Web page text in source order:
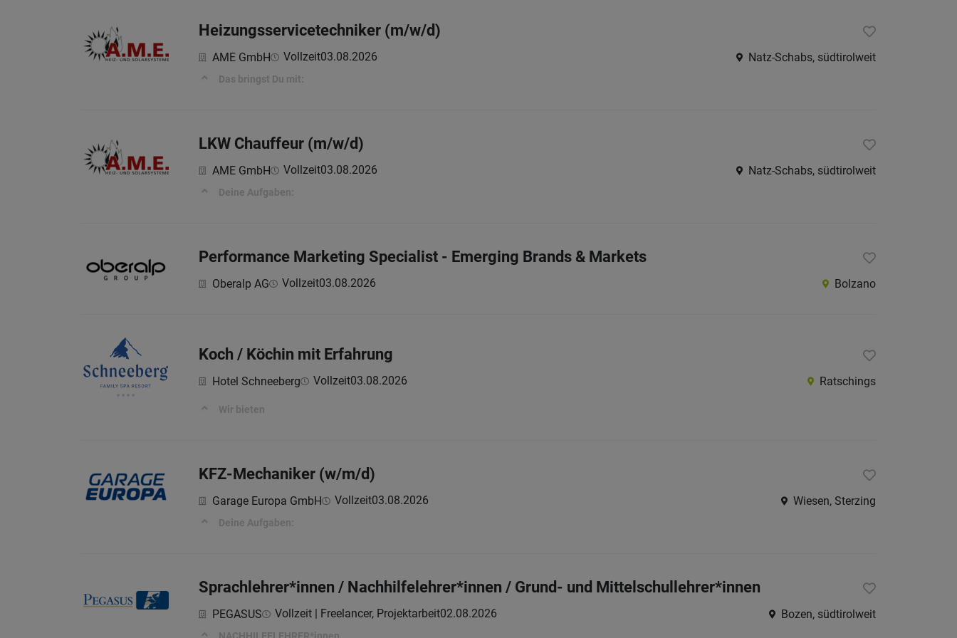
Heizungsservicetechniker (m/w/d)
AME GmbH Vollzeit03.08.2026 Natz-Schabs, südtirolweit
Das bringst Du mit:
LKW Chauffeur (m/w/d)
AME GmbH Vollzeit03.08.2026 Natz-Schabs, südtirolweit
Deine Aufgaben:
Performance Marketing Specialist - Emerging Brands & Markets
Oberalp AG Vollzeit03.08.2026 Bolzano
Koch / Köchin mit Erfahrung
Hotel Schneeberg Vollzeit03.08.2026 Ratschings
Wir bieten
KFZ-Mechaniker (w/m/d)
Garage Europa GmbH Vollzeit03.08.2026 Wiesen, Sterzing
Deine Aufgaben:
Sprachlehrer*innen / Nachhilfelehrer*innen / Grund- und Mittelschullehrer*innen
PEGASUS Vollzeit | Freelancer, Projektarbeit02.08.2026 Bozen, südtirolweit